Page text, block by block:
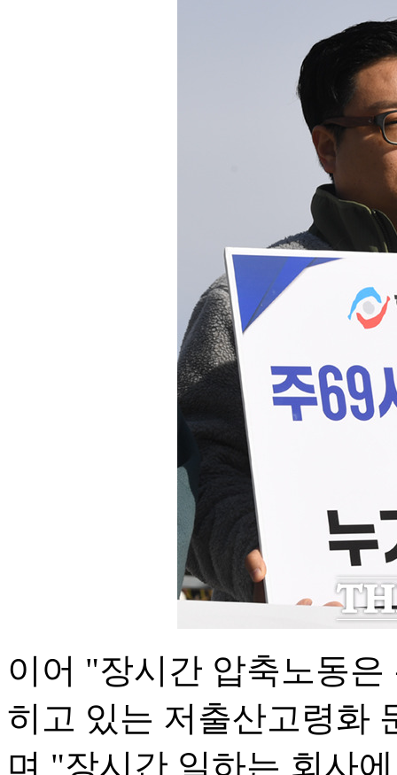
이어 "장시간 압축노동
히고 있는 저출산고령화
며 "장시간 일하는 회사